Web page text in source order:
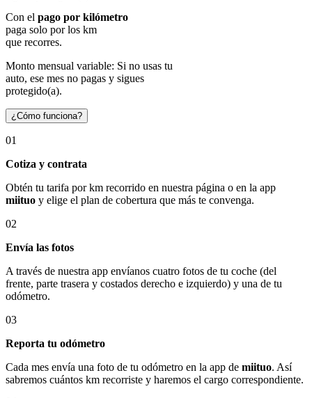
Con el pago por kilómetro
paga solo por los km
que recorres.
Monto mensual variable: Si no usas tu
auto, ese mes no pagas y sigues
protegido(a).
¿Cómo funciona?
01
Cotiza y contrata
Obtén tu tarifa por km recorrido en nuestra página o en la app
miituo y elige el plan de cobertura que más te convenga.
02
Envía las fotos
A través de nuestra app envíanos cuatro fotos de tu coche (del
frente, parte trasera y costados derecho e izquierdo) y una de tu
odómetro.
03
Reporta tu odómetro
Cada mes envía una foto de tu odómetro en la app de miituo. Así
sabremos cuántos km recorriste y haremos el cargo correspondiente.